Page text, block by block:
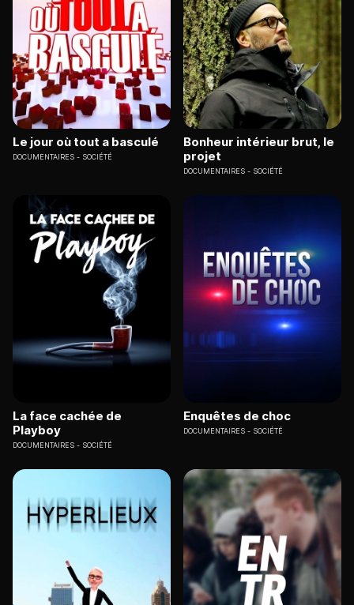
Le jour où tout a basculé
DOCUMENTAIRES SOCIÉTÉ
Bonheur intérieur brut, le
projet
DOCUMENTAIRES SOCIÉTÉ
La face cachée de
Playboy
DOCUMENTAIRES SOCIÉTÉ
Enquêtes de choc
DOCUMENTAIRES SOCIÉTÉ